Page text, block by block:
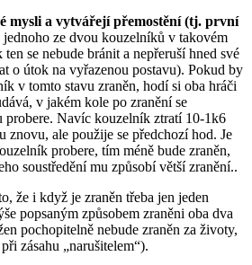
mysli a vytvářejí přemostění (tj. první
jednoho ze dvou kouzelníků v takovém
ten se nebude bránit a nepřeruší hned své
o útok na vyřazenou postavu). Pokud by
v tomto stavu zraněn, hodí si oba hráči
v jakém kole po zranění se
probere. Navíc kouzelník ztratí 10-1k6
znovu, ale použije se předchozí hod. Je
probere, tím méně bude zraněn,
soustředění mu způsobí větší zranění..
že i když je zraněn třeba jen jeden
popsaným způsobem zraněni oba dva
pochopitelně nebude zraněn za životy,
zásahu „narušitelem“).